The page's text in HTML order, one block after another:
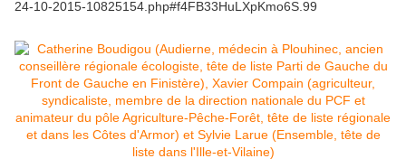
24-10-2015-10825154.php#f4FB33HuLXpKmo6S.99